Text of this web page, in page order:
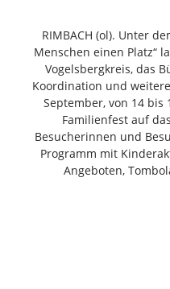
Feldatal
Freiensteinau
Gemünden
Grebenau
Grebenhain
Herbstein
Kirtorf
Lautertal
RIMBACH (ol). Unter
Menschen einen Platz“
Vogelsbergkreis, das
Koordination und
September, von 14
Familienfest auf
Besucherinnen und
Programm mit
Angeboten,